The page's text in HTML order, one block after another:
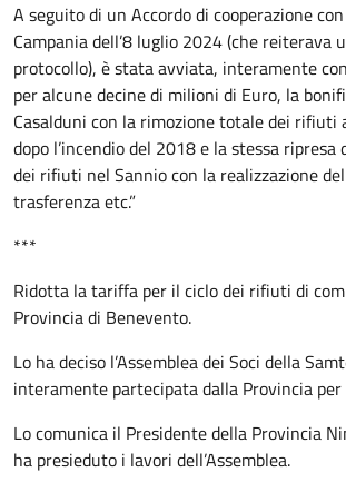
A seguito di un Accordo di cooperazione
Campania dell’8 luglio 2024 (che reiterava
protocollo), è stata avviata, interamente
per alcune decine di milioni di Euro, la
Casalduni con la rimozione totale dei rifiuti
dopo l’incendio del 2018 e la stessa ripresa
dei rifiuti nel Sannio con la realizzazione
trasferenza etc.”
***
Ridotta la tariffa per il ciclo dei rifiuti di
Provincia di Benevento.
Lo ha deciso l’Assemblea dei Soci della
interamente partecipata dalla Provincia
Lo comunica il Presidente della Provincia
ha presieduto i lavori dell’Assemblea.